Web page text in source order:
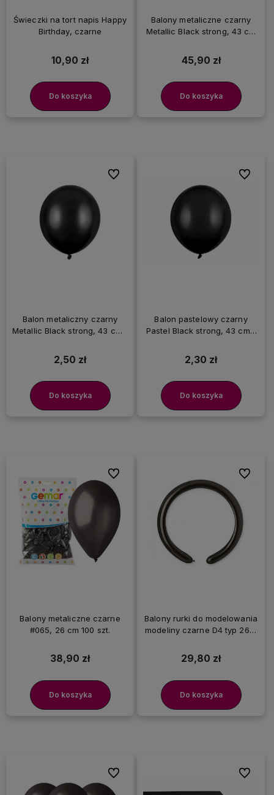
Świeczki na tort napis Happy
Birthday, czarne
10,90 zł
Do koszyka
Balony metaliczne czarny
Metallic Black strong, 43 cm
45,90 zł
Do koszyka
Balon metaliczny czarny
Metallic Black strong, 43 cm 1
2,50 zł
Do koszyka
Do ulubionych
Balon pastelowy czarny
Pastel Black strong, 43 cm 1
2,30 zł
Do koszyka
Do
Balony metaliczne czarne
#065, 26 cm 100 szt.
38,90 zł
Do koszyka
Do ulubionych
Balony rurki do modelowania
modeliny czarne D4 typ 260,
29,80 zł
Do koszyka
Do
Do ulubionych Do